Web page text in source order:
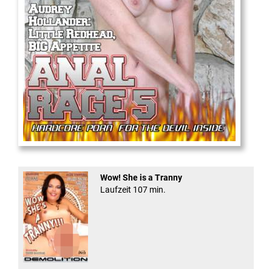
Anal Rage #5
Wow! She is a Tranny
Laufzeit 107 min.